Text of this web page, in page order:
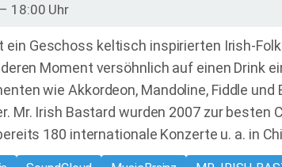
– 18:00 Uhr
Geschoss keltisch inspirierten Irish-
Moment versöhnlich auf einen Drink
wie Akkordeon, Mandoline, Fiddle
Mr. Irish Bastard wurden 2007 zur besten
180 internationale Konzerte u. a. in